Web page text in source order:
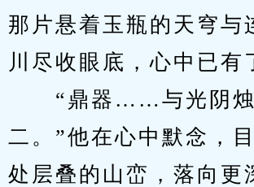
那片悬着玉瓶的天穹与
川尽收眼底，心中已有
“鼎器……与光阴烛
二。”他在心中默念，
处层叠的山峦，落向更